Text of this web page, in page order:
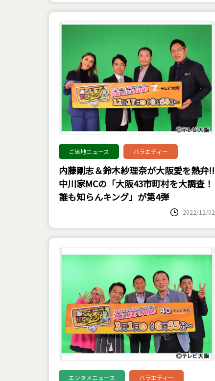
ご当地ニュース バラエティー
内藤剛志＆鈴木紗理奈が大阪愛を熱弁!!
中川家MCの「大阪43市町村を大調査！
誰も知らんキング」が第4弾
2022/12/02
エンタメニュース バラエティー